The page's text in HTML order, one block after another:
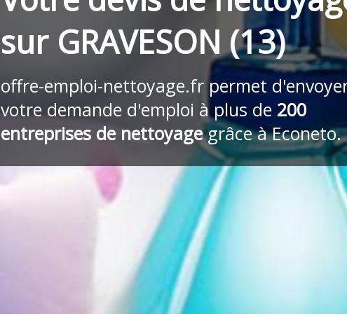
sur GRAVESON (13)
offre-emploi-nettoyage.fr permet
votre demande d'emploi à plus de 200
entreprises de nettoyagegrâce à Econeto.